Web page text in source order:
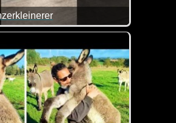
glatt mal buchen. Dann spart man